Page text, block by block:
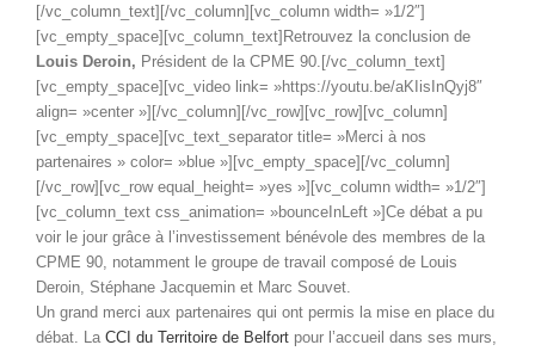
[/vc_column_text][/vc_column][vc_column width= »1/2″]
[vc_empty_space][vc_column_text]Retrouvez la conclusion de
Louis Deroin, Président de la CPME 90.[/vc_column_text]
[vc_empty_space][vc_video link= »https://youtu.be/aKIisInQyj8″
align= »center »][/vc_column][/vc_row][vc_row][vc_column]
[vc_empty_space][vc_text_separator title= »Merci à nos
partenaires » color= »blue »][vc_empty_space][/vc_column]
[/vc_row][vc_row equal_height= »yes »][vc_column width= »1/2″]
[vc_column_text css_animation= »bounceInLeft »]Ce débat a pu
voir le jour grâce à l’investissement bénévole des membres de la
CPME 90, notamment le groupe de travail composé de Louis
Deroin, Stéphane Jacquemin et Marc Souvet.
Un grand merci aux partenaires qui ont permis la mise en place du
débat. La CCI du Territoire de Belfort pour l’accueil dans ses murs,